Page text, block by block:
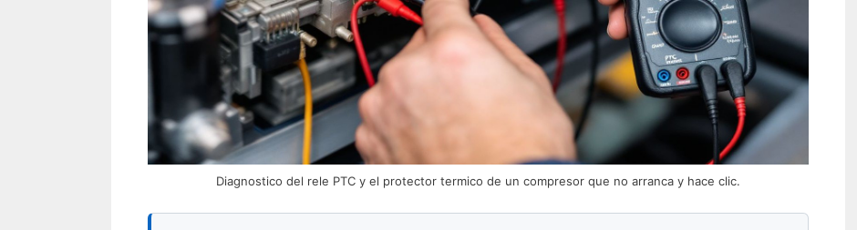
Diagnostico del rele PTC y el protector termico de un compresor que no arranca y hace clic.